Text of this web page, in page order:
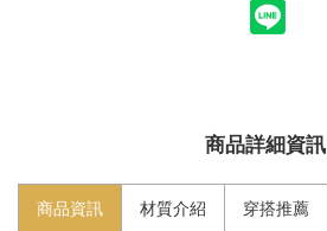
商品詳細資訊
商品資訊 材質介紹 穿搭推薦